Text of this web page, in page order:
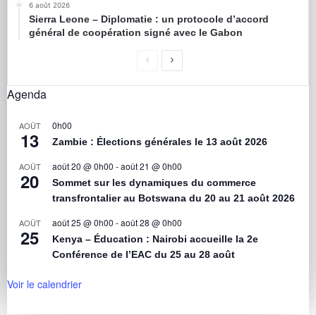
6 août 2026
Sierra Leone – Diplomatie : un protocole d’accord
général de coopération signé avec le Gabon
Agenda
AOÛT
13
0h00
Zambie : Élections générales le 13 août 2026
AOÛT
20
août 20 @ 0h00 -août 21 @ 0h00
Sommet sur les dynamiques du commerce
transfrontalier au Botswana du 20 au 21 août 2026
AOÛT
25
août 25 @ 0h00 -août 28 @ 0h00
Kenya – Éducation : Nairobi accueille la 2e
Conférence de l’EAC du 25 au 28 août
Voir le calendrier